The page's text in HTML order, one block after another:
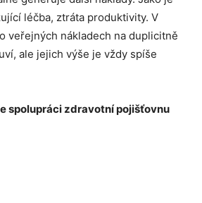
léčba, ztráta produktivity. V
veřejných nákladech na duplicitně
ale jejich výše je vždy spíše
spolupráci zdravotní pojišťovnu